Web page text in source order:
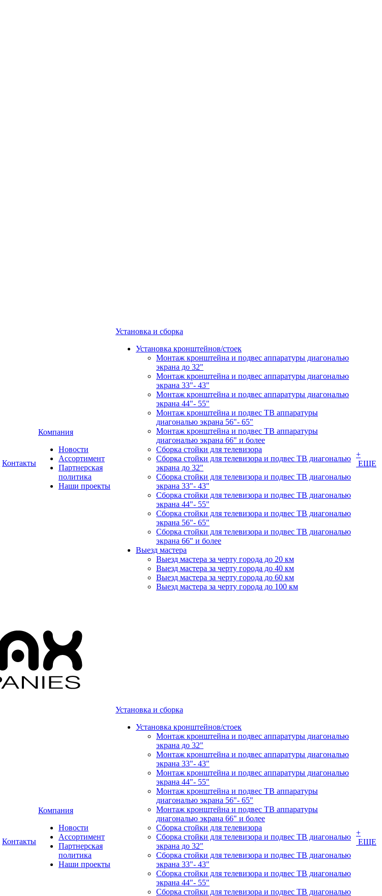
Контакты
Компания
Новости
Ассортимент
Партнерская
политика
Наши проекты
Установка и сборка
Установка кронштейнов/стоек
Монтаж кронштейна и подвес аппаратуры диагональю
экрана до 32"
Монтаж кронштейна и подвес аппаратуры диагональю
экрана 33"- 43"
Монтаж кронштейна и подвес аппаратуры диагональю
экрана 44"- 55"
Монтаж кронштейна и подвес ТВ аппаратуры
диагональю экрана 56"- 65"
Монтаж кронштейна и подвес ТВ аппаратуры
диагональю экрана 66" и более
Сборка стойки для телевизора
Сборка стойки для телевизора и подвес ТВ диагональю
экрана до 32"
Сборка стойки для телевизора и подвес ТВ диагональю
экрана 33"- 43"
Сборка стойки для телевизора и подвес ТВ диагональю
экрана 44"- 55"
Сборка стойки для телевизора и подвес ТВ диагональю
экрана 56"- 65"
Сборка стойки для телевизора и подвес ТВ диагональю
экрана 66" и более
Выезд мастера
Выезд мастера за черту города до 20 км
Выезд мастера за черту города до 40 км
Выезд мастера за черту города до 60 км
Выезд мастера за черту города до 100 км
+
ЕЩЕ
Контакты
Компания
Новости
Ассортимент
Партнерская
политика
Наши проекты
Установка и сборка
Установка кронштейнов/стоек
Монтаж кронштейна и подвес аппаратуры диагональю
экрана до 32"
Монтаж кронштейна и подвес аппаратуры диагональю
экрана 33"- 43"
Монтаж кронштейна и подвес аппаратуры диагональю
экрана 44"- 55"
Монтаж кронштейна и подвес ТВ аппаратуры
диагональю экрана 56"- 65"
Монтаж кронштейна и подвес ТВ аппаратуры
диагональю экрана 66" и более
Сборка стойки для телевизора
Сборка стойки для телевизора и подвес ТВ диагональю
экрана до 32"
Сборка стойки для телевизора и подвес ТВ диагональю
экрана 33"- 43"
Сборка стойки для телевизора и подвес ТВ диагональю
экрана 44"- 55"
Сборка стойки для телевизора и подвес ТВ диагональю
+
ЕЩЕ